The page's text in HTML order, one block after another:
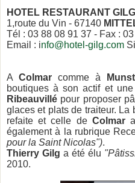
HOTEL RESTAURANT GILG
1,route du Vin - 67140
Tél : 03 88 08 91 37 - Fax :
Email : info@hotel-gilg.com
A Colmar comme à
boutiques à son actif et
Ribeauvillé pour proposer
glaces et plats de traiteur. La
refaite et celle de Colmara
également à la rubrique
pour la Saint Nicolas").
Thierry Gilg a été élu
2010.